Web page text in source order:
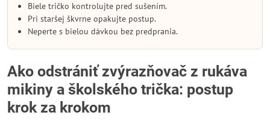
Biele tričko kontrolujte pred sušením.
Pri staršej škvrne opakujte postup.
Neperte s bielou dávkou bez predprania.
Ako odstrániť zvýrazňovač z rukáva
mikiny a školského trička: postup
krok za krokom